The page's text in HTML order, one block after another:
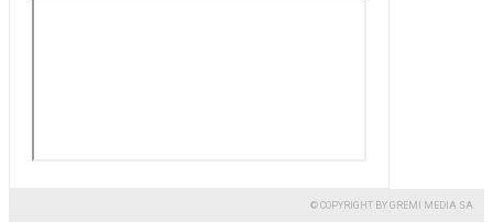
© COPYRIGHT BY GREMI MEDIA SA